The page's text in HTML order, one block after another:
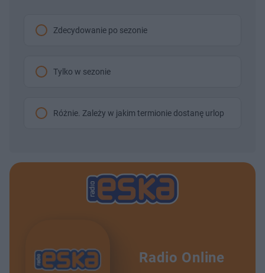
Zdecydowanie po sezonie
Tylko w sezonie
Różnie. Zależy w jakim termionie dostanę urlop
Radio Online